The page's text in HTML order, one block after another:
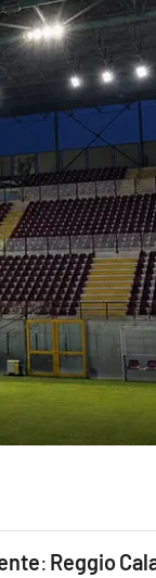
: Reggio